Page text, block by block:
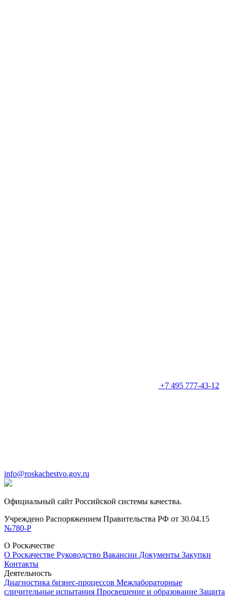
+7 495 777-43-12
info@roskachestvo.gov.ru
Официальный сайт Российской системы качества.
Учреждено Распоряжением Правительства РФ от 30.04.15
№780-Р
О Роскачестве
О Роскачестве Руководство Вакансии Документы Закупки
Контакты
Деятельность
Диагностика бизнес-процессов Межлабораторные
сличительные испытания Просвещение и образование Защита